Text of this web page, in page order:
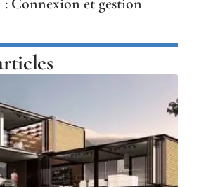
Connexion et gestion